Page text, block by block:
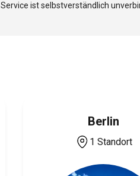
ist selbstverständlich
Berlin
1 Standort